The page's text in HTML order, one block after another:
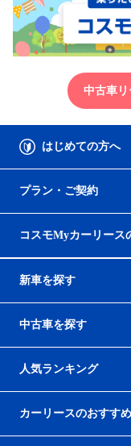
中古車
はじめての方へ
プラン・ご契約
コスモMyカーリース
新車を探す
中古車を探す
人気ランキング
カーリースのおすす